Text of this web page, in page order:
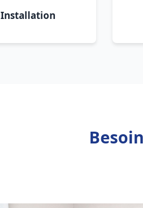
Installation